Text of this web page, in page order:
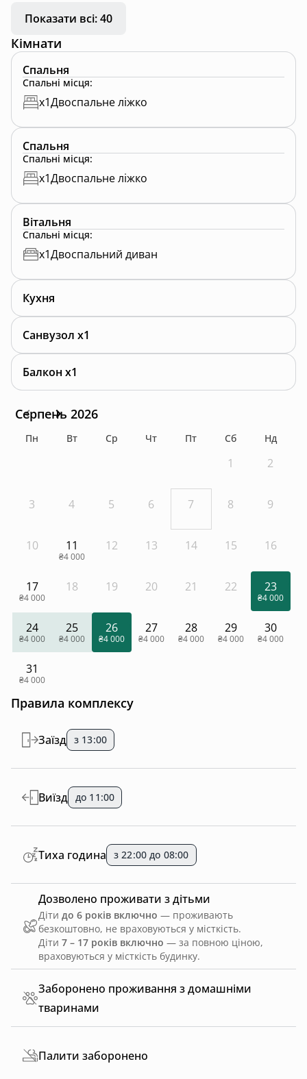
Показати всі: 40
Кімнати
Спальня
Спальні місця:
x1Двоспальне ліжко
Спальня
Спальні місця:
x1Двоспальне ліжко
Вітальня
Спальні місця:
x1Двоспальний диван
Кухня
Санвузол x1
Балкон x1
Серпень 2026
Пн Вт Ср Чт Пт Сб Нд
1 2
3 4 5 6 7 8 9
10 11
₴4 000
12 13 14 15 16
17
₴4 000
18 19 20 21 22 23
₴4 000
24
₴4 000
25
₴4 000
26
₴4 000
27
₴4 000
28
₴4 000
29
₴4 000
30
₴4 000
31
₴4 000
Правила комплексу
Заборонено проживання з домашніми
тваринами
Заїзд з 13:00
Виїзд до 11:00
Дозволено проживати з дітьми
Діти до 6 років включно — проживають
безкоштовно, не враховуються у місткість.
Діти 7 – 17 років включно — за повною ціною,
враховуються у місткість будинку.
Тиха година з 22:00 до 08:00
Палити заборонено